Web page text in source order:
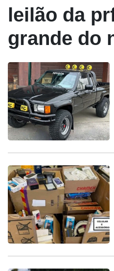
leilão da
grande do